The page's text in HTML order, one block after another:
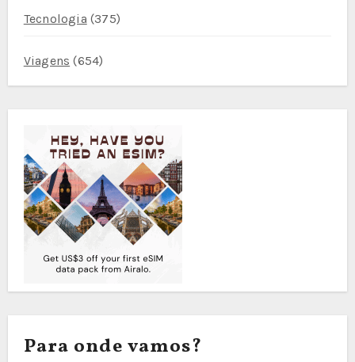
Tecnologia (375)
Viagens (654)
Para onde vamos?